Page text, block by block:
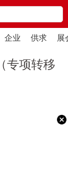
企业 供求 展
专项转移